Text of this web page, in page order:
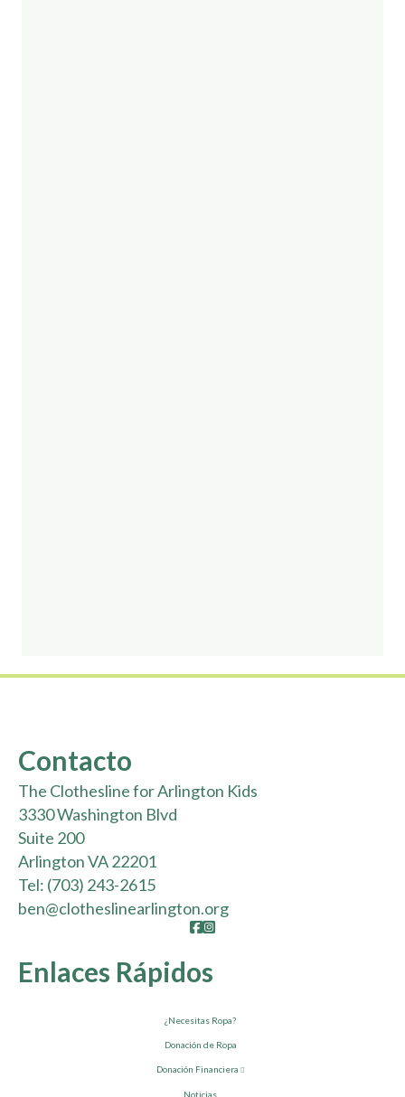
Contacto
The Clothesline for Arlington Kids
3330 Washington Blvd
Suite 200
Arlington VA 22201
Tel: (703) 243-2615
ben@clotheslinearlington.org
Facebook
Instagram
Enlaces Rápidos
¿Necesitas Ropa?
Donación de Ropa
Donación Financiera
Noticias